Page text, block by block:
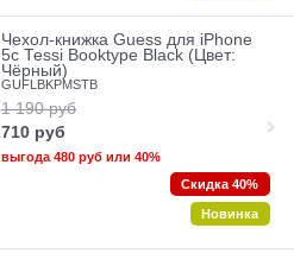
Чехол-книжка Guess для iPhone
5c Tessi Booktype Black (Цвет:
Чёрный)
GUFLBKPMSTB
1 190 руб
710 руб
выгода 480 рубили 40%
Скидка 40%
Новинка